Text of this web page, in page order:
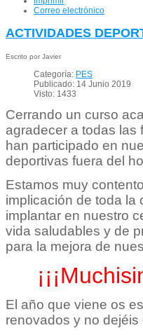
Correo electrónico
ACTIVIDADES
Escrito por Javier
Categoría: PES
Publicado: 14 Junio 2019
Visto: 1433
Cerrando un curso
agradecer a todas las
han participado en
deportivas fuera del
Estamos muy
implicación de toda la
implantar en nuestro
vida saludables y de
para la mejora de
El año que viene os
renovados y no